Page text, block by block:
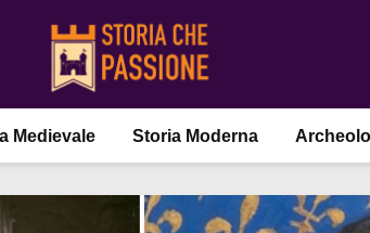
Medievale Storia Moderna